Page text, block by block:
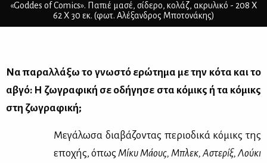
«Goddes of Comics». Παπιέ μασέ, σίδερο, κολάζ, ακρυλικό - 208 Χ
62 Χ 30 εκ. (φωτ. Αλέξανδρος Μποτονάκης)
Να πα­ραλ­λά­ξω το γνω­στό ερώ­τη­μα με την κό­τα και το
αβγό: Η ζω­γρα­φι­κή σε οδή­γη­σε στα κό­μικς ή τα κό­μικς
στη ζω­γρα­φι­κή;
Με­γά­λω­σα δια­βά­ζο­ντας πε­ριο­δι­κά κό­μικς της
επο­χής, όπως Μί­κυ Μά­ους, Μπλεκ, Αστε­ρίξ, Λού­κι